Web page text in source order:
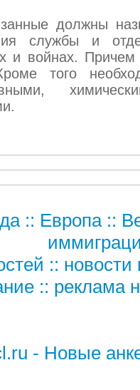
должны
службы и
и войнах. Причем
того
:: Европа::
:: новости
:: реклама
- Новые